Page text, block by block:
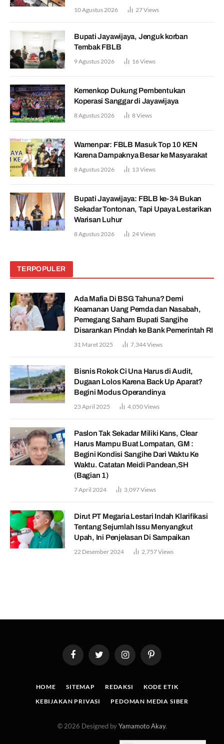
10 Agustus 2026 27Views
Bupati Jayawijaya, Jenguk korban
Tembak FBLB
9 Agustus 2026 16Views
Kemenkop Dukung Pembentukan
Koperasi Sanggar di Jayawijaya
8 Agustus 2026 8Views
Wamenpar: FBLB Masuk Top 10 KEN
Karena Dampaknya Besar ke Masyarakat
8 Agustus 2026 13Views
Bupati Jayawijaya: FBLB ke-34 Bukan
Sekadar Tontonan, Tapi Upaya Lestarikan
Warisan Luhur
8 Agustus 2026 24Views
TERPOPULER
Ada Mafia Di BSG Tahuna? Demi
Keamanan Uang Pemda dan Nasabah,
Pemegang Saham Bupati Sangihe
Disarankan Pindah ke Bank Pemerintah RI
31 Maret 2025 7,344Views
Bisnis Rokok Ci Una Harus di Audit,
Dugaan Lolos Karena Back Up Aparat?
Begini Modus Operandinya
23 April 2025 4,050Views
Paslon Tak Sekadar Miliki Kans, Clear
Harus Mampu Buat Lompatan, GM :
Begini Kondisi Sangihe Dari Waktu Ke
Waktu. Catatan Meidi Pandean,SH
(Bagian 1)
7 April 2024 3,097Views
Dirut PT Megaria Lestari Indah Klarifikasi
Tentang Sejumlah Issu Menyangkut
Upah, Ini Penjelasan Di Sampaikan
22 Desember 2024 2,757Views
FacebookTwitter InstagramPinterest
HOME SITEMAP REDAKSI
KODE ETIK
KEBIJAKAN PRIVASI
PEDOMAN MEDIA SIBER
© 2026 Designed byYamamoto Akay.